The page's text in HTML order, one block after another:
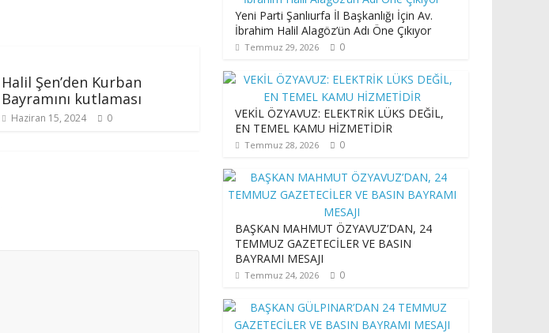
Halil Şen’den Kurban
Bayramını kutlaması
Haziran 15, 2024 0
Yeni Parti Şanlıurfa İl Başkanlığı İçin Av.
İbrahim Halil Alagöz’ün Adı Öne Çıkıyor
Temmuz 29, 2026 0
VEKİL ÖZYAVUZ: ELEKTRİK LÜKS DEĞİL,
EN TEMEL KAMU HİZMETİDİR
Temmuz 28, 2026 0
BAŞKAN MAHMUT ÖZYAVUZ’DAN, 24
TEMMUZ GAZETECİLER VE BASIN
BAYRAMI MESAJI
Temmuz 24, 2026 0